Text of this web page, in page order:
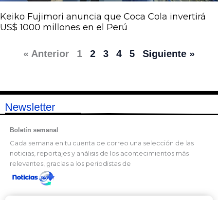
Keiko Fujimori anuncia que Coca Cola invertirá
US$ 1000 millones en el Perú
« Anterior 1 2 3 4 5 Siguiente »
Newsletter
Boletín semanal
Cada semana en tu cuenta de correo una selección de las
noticias, reportajes y análisis de los acontecimientos más
relevantes, gracias a los periodistas de